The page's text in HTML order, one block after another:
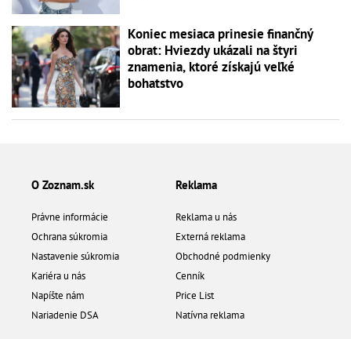
Koniec mesiaca prinesie finančný
obrat: Hviezdy ukázali na štyri
znamenia, ktoré získajú veľké
bohatstvo
O Zoznam.sk
Právne informácie
Ochrana súkromia
Nastavenie súkromia
Kariéra u nás
Napíšte nám
Nariadenie DSA
Reklama
Reklama u nás
Externá reklama
Obchodné podmienky
Cenník
Price List
Natívna reklama